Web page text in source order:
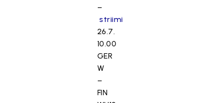
–
striimi
26.7.
10.00
GER
W
–
FIN